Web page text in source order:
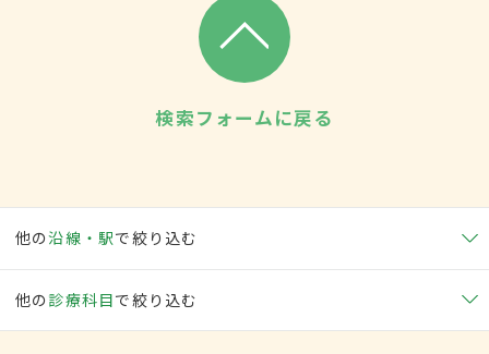
検索フォームに戻る
他の沿線・駅で絞り込む
他の 診療科目で絞り込む